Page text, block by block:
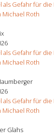
als Gefahr für die
Michael Roth
als Gefahr für die
Michael Roth
als Gefahr für die
Michael Roth
Glahs